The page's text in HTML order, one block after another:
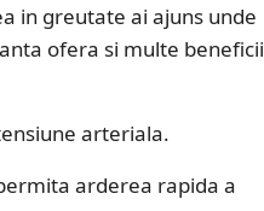
in greutate ai ajuns unde
ofera si multe beneficii
arteriala.
arderea rapida a